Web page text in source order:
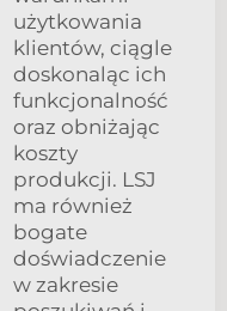
użytkowania
klientów, ciągle
doskonaląc ich
funkcjonalność
oraz obniżając
koszty
produkcji. LSJ
ma również
bogate
doświadczenie
w zakresie